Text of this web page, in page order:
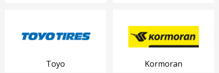
Toyo Kormoran